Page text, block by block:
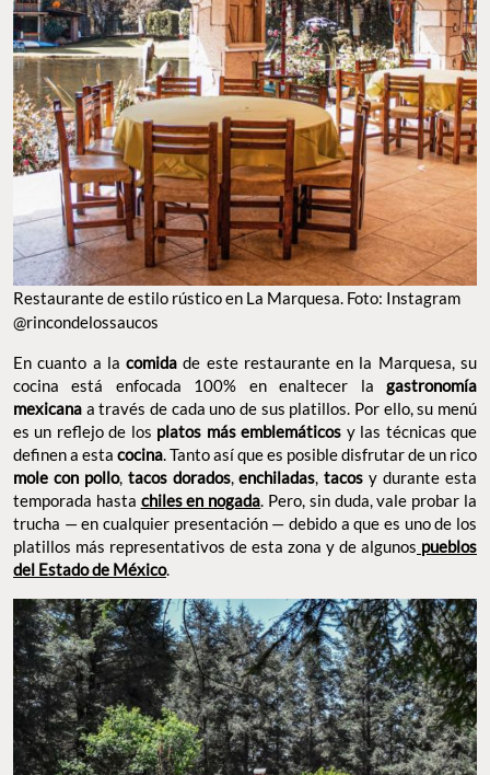
Restaurante de estilo rústico en La Marquesa. Foto: Instagram
@rincondelossaucos
En cuanto a la comidade este restaurante en la Marquesa, su
cocina está enfocada 100% en enaltecer la gastronomía
mexicana a través de cada uno de sus platillos. Por ello, su menú
es un reflejo de los platos más emblemáticos y las técnicas que
definen a esta cocina. Tanto así que es posible disfrutar de un rico
mole con pollo,tacos dorados,enchiladas,tacosy durante esta
temporada hasta chiles en nogada. Pero, sin duda, vale probar la
trucha — en cualquier presentación — debido a que es uno de los
platillos más representativos de esta zona y de algunos pueblos
del Estado de México.